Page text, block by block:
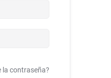
la contraseña?